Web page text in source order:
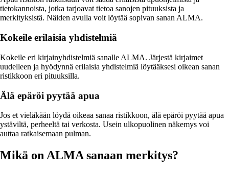
tietokannoista, jotka tarjoavat tietoa sanojen pituuksista ja
merkityksistä. Näiden avulla voit löytää sopivan sanan ALMA.
Kokeile erilaisia yhdistelmiä
Kokeile eri kirjainyhdistelmiä sanalle ALMA. Järjestä kirjaimet
uudelleen ja hyödynnä erilaisia yhdistelmiä löytääksesi oikean sanan
ristikkoon eri pituuksilla.
Älä epäröi pyytää apua
Jos et vieläkään löydä oikeaa sanaa ristikkoon, älä epäröi pyytää apua
ystäviltä, perheeltä tai verkosta. Usein ulkopuolinen näkemys voi
auttaa ratkaisemaan pulman.
Mikä on ALMA sanaan merkitys?